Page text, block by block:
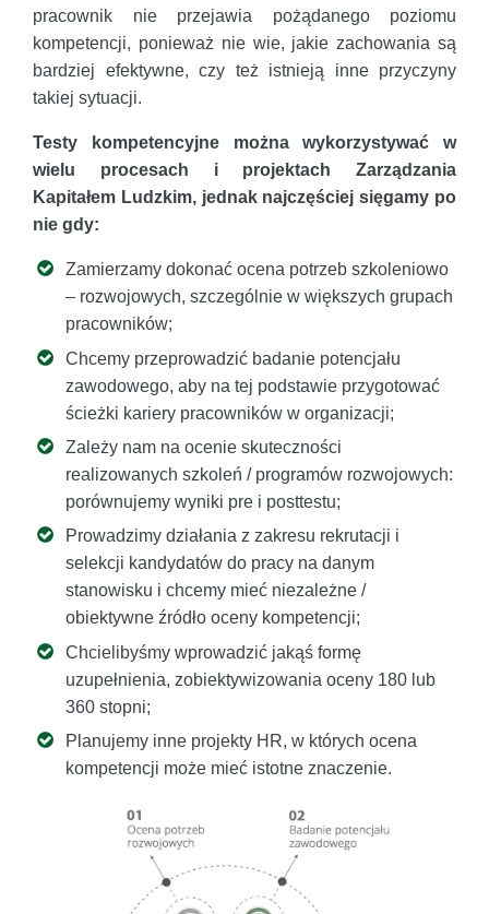
pracownik nie przejawia pożądanego poziomu
kompetencji, ponieważ nie wie, jakie zachowania są
bardziej efektywne, czy też istnieją inne przyczyny
takiej sytuacji.
Testy kompetencyjne można wykorzystywać w
wielu procesach i projektach Zarządzania
Kapitałem Ludzkim, jednak najczęściej sięgamy po
nie gdy:
Zamierzamy dokonać ocena potrzeb szkoleniowo
– rozwojowych, szczególnie w większych grupach
pracowników;
Chcemy przeprowadzić badanie potencjału
zawodowego, aby na tej podstawie przygotować
ścieżki kariery pracowników w organizacji;
Zależy nam na ocenie skuteczności
realizowanych szkoleń / programów rozwojowych:
porównujemy wyniki pre i posttestu;
Prowadzimy działania z zakresu rekrutacji i
selekcji kandydatów do pracy na danym
stanowisku i chcemy mieć niezależne /
obiektywne źródło oceny kompetencji;
Chcielibyśmy wprowadzić jakąś formę
uzupełnienia, zobiektywizowania oceny 180 lub
360 stopni;
Planujemy inne projekty HR, w których ocena
kompetencji może mieć istotne znaczenie.